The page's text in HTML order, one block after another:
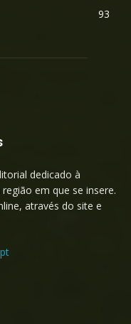
93
dedicado à
em que se insere.
através do site e